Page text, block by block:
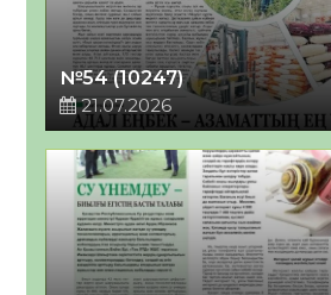
№54 (10247)
21.07.2026